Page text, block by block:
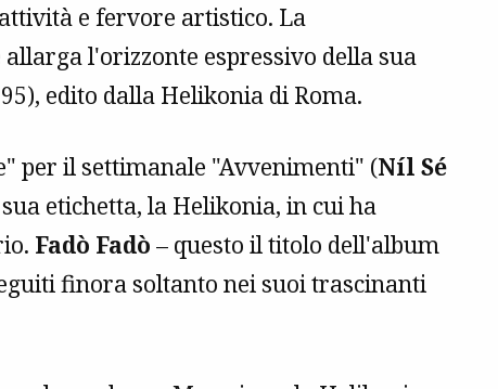
e fervore artistico. La
l'orizzonte espressivo della sua
edito dalla Helikonia di Roma.
per il settimanale "Avvenimenti" (Níl Sé
etichetta, la Helikonia, in cui ha
Fadò Fadò – questo il titolo dell'album
finora soltanto nei suoi trascinanti